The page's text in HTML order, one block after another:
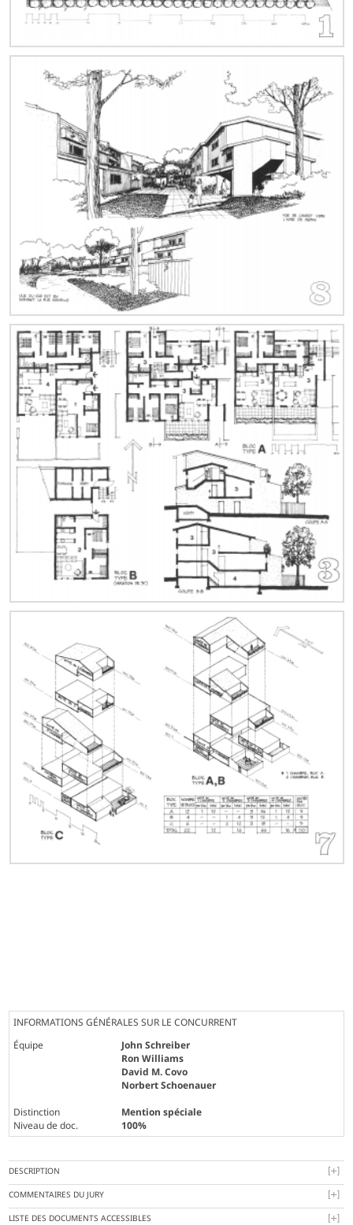
INFORMATIONS GÉNÉRALES SUR LE CONCURRENT
Équipe
John Schreiber
Ron Williams
David M. Covo
Norbert Schoenauer
Distinction
Mention spéciale
Niveau de doc.
100%
DESCRIPTION
COMMENTAIRES DU JURY
LISTE DES DOCUMENTS ACCESSIBLES